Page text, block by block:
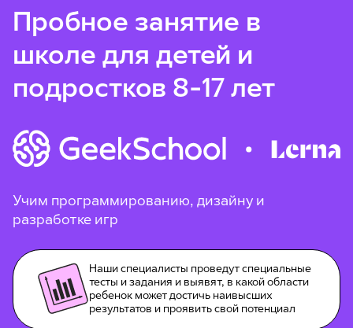
Пробное занятие в
школе для детей и
подростков 8-17 лет
Учим программированию, дизайну и
разработке игр
Наши специалисты проведут специальные
тесты и задания и выявят, в какой области
ребенок может достичь наивысших
результатов и проявить свой потенциал